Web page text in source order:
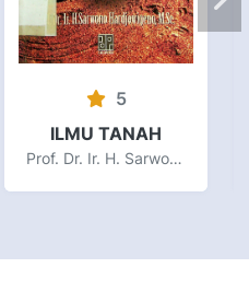
5
ILMU TANAH
Prof. Dr. Ir. H. Sarwono Hardjowigeno, M.Sc